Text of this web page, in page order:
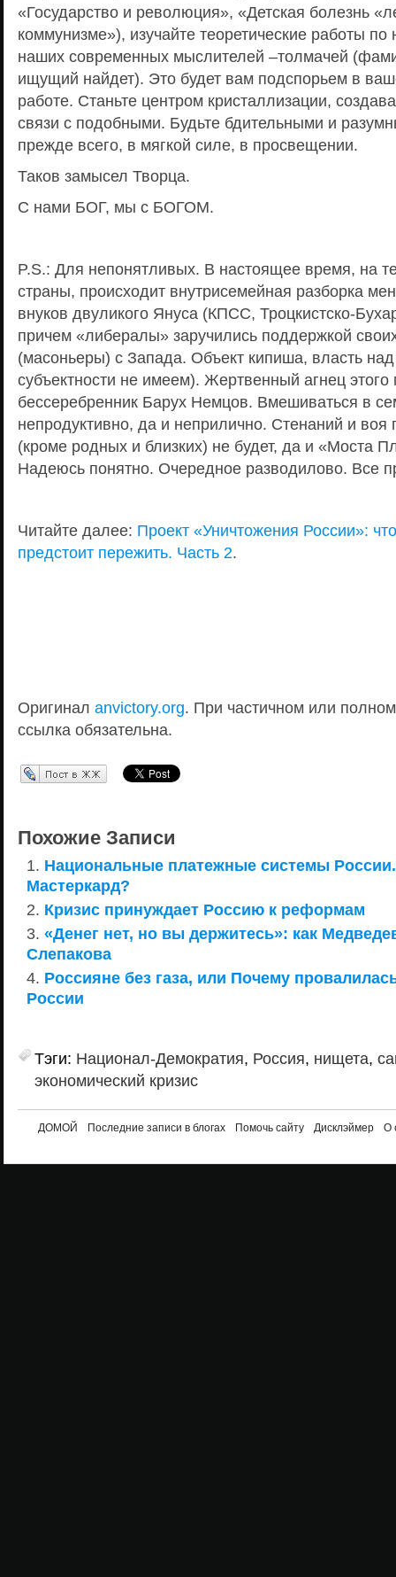
«Государство и революция», «Детская болезнь
коммунизме»), изучайте теоретические работы
наших современных мыслителей –толмачей
ищущий найдет). Это будет вам подспорьем в
работе. Станьте центром кристаллизации,
связи с подобными. Будьте бдительными и
прежде всего, в мягкой силе, в просвещении.
Таков замысел Творца.
С нами БОГ, мы с БОГОМ.
P.S.: Для непонятливых. В настоящее время, на
страны, происходит внутрисемейная разборка
внуков двуликого Януса (КПСС, Троцкистско-
причем «либералы» заручились поддержкой
(масоньеры) с Запада. Объект кипиша, власть
субъектности не имеем). Жертвенный агнец этого
бессеребренник Барух Немцов. Вмешиваться в
непродуктивно, да и неприлично. Стенаний и воя
(кроме родных и близких) не будет, да и «Моста
Надеюсь понятно. Очередное разводилово. Все
Читайте далее: Проект «Уничтожения России»:
предстоит пережить. Часть 2.
Оригинал anvictory.org. При частичном или
ссылка обязательна.
Перепост в ЖЖ
Похожие Записи
Национальные платежные системы
Мастеркард?
Кризис принуждает Россию к реформам
«Денег нет, но вы держитесь»: как
Слепакова
Россияне без газа, или Почему
России
Тэги: Национал-Демократия, Россия, нищета,
экономический кризис
ДОМОЙ Последние записи в блогах Помочь сайту Дисклэймер О